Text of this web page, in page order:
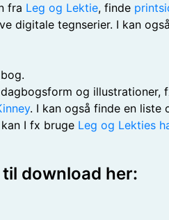
fra Leg og Lektie, finde
digitale tegnserier. I kan
og illustrationer,
. I kan også finde en liste
I fx bruge Leg og Lekties
download her: